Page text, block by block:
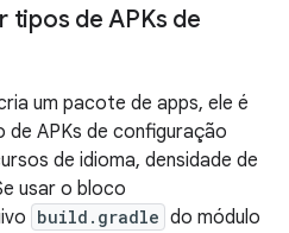
tipos de APKs de
um pacote de apps, ele é
APKs de configuração
de idioma, densidade de
usar o bloco
build.gradle do módulo